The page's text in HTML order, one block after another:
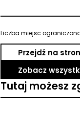
Liczba miejsc
Przejdź na
Zobacz
Tutaj możesz